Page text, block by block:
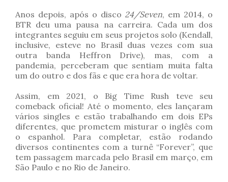
Anos depois, após o disco 24/Seven, em 2014, o
BTR deu uma pausa na carreira. Cada um dos
integrantes seguiu em seus projetos solo (Kendall,
inclusive, esteve no Brasil duas vezes com sua
outra banda Heffron Drive), mas, com a
pandemia, perceberam que sentiam muita falta
um do outro e dos fãs e que era hora de voltar.
Assim, em 2021, o Big Time Rush teve seu
comeback oficial! Até o momento, eles lançaram
vários singles e estão trabalhando em dois EPs
diferentes, que prometem misturar o inglês com
o espanhol. Para completar, estão rodando
diversos continentes com a turnê “Forever”, que
tem passagem marcada pelo Brasil em março, em
São Paulo e no Rio de Janeiro.